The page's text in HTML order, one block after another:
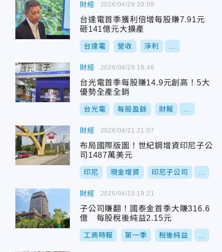
財經
台達電首季獲利倍增每股賺7.91元
砸141億元大擴產
台達電 營收 淨利
2026/04/29 20:09
財經
台光電首季每股賺14.9元創高！5大
優勢全產全銷
台光電 每股盈餘 財報
2026/04/29 18:46
財經
布局國際版圖！世紀鋼增資印尼子公
司1487萬美元
印尼 現金增資 印尼子公司
2026/04/21 21:07
財經
子公司賺翻！國泰金首季大賺316.6
億 每股稅後純益2.15元
工商時報 第一季 稅後純益
2026/04/15 19:21